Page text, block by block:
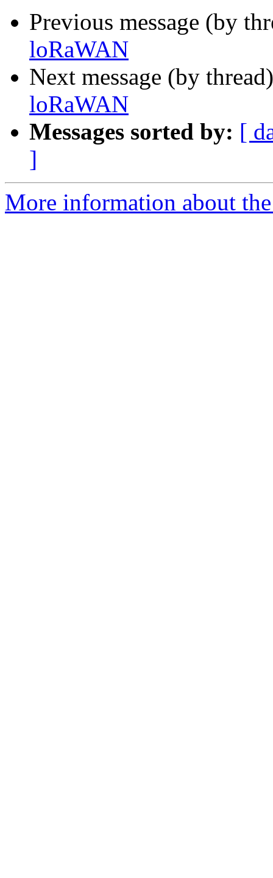
Previous message (by
loRaWAN
Next message (by
loRaWAN
Messages sorted by: [
]
More information about